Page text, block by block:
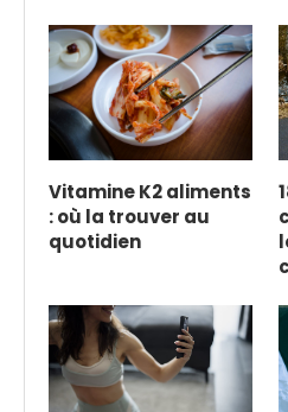
Vitamine K2 aliments
: où la trouver au
quotidien